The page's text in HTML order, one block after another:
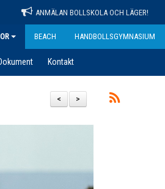
ANMÄLAN BOLLSKOLA OCH LÄGER!
BEACH HANDBOLLSGYMNASIUM
Kontakt
>
<